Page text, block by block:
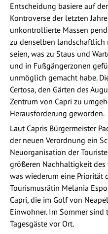
Entscheidung basiere auf
Kontroverse der letzten
unkontrollierte Massen
zu denselben
seien, was zu Staus und
und in Fußgängerzonen
unmöglich gemacht habe.
Certosa, den Gärten des
Zentrum von Capri zu
Herausforderung geworden.
Laut Capris Bürgermeister
der neuen Verordnung ein
Neuorganisation der
größeren Nachhaltigkeit
was wiederum eine Priorität
Tourismusrätin Melania
Capri, die im Golf von
Einwohner. Im Sommer
Tagesgäste vor Ort.